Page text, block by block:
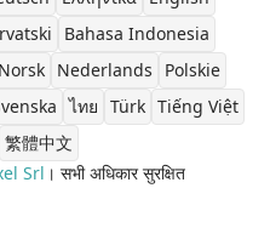
Bahasa Indonesia
Norsk Nederlands
Polskie
ไทย Türk Tiếng Việt
繁體中文
Srl । सभी अधिकार सुरक्षित